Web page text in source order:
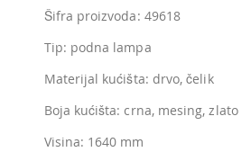
Šifra proizvoda: 49618
Tip: podna lampa
Materijal kućišta: drvo, čelik
Boja kućišta: crna, mesing, zlato
Visina: 1640 mm